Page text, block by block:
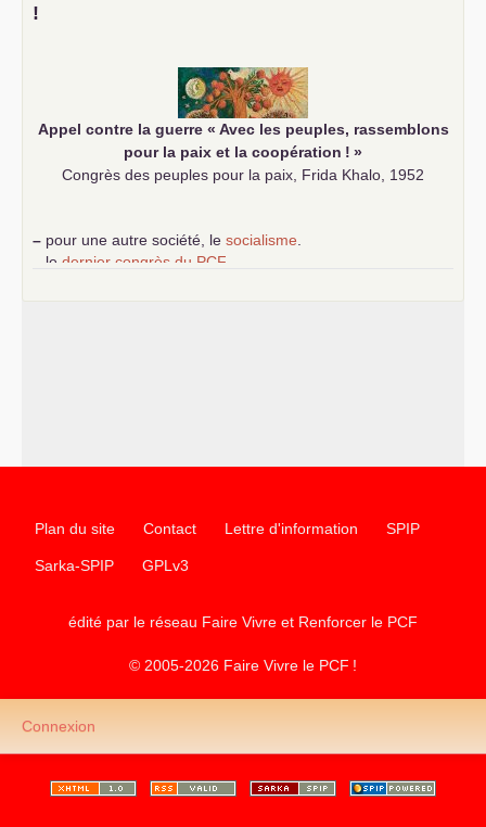
–!
Appel contre la guerre « Avec les peuples, rassemblons
pour la paix et la coopération ! »
Congrès des peuples pour la paix, Frida Khalo, 1952
– pour une autre société, le socialisme
le dernier congrès du PCF
Plan du site Contact Lettre d'information SPIP
Sarka-SPIP GPLv3
édité par le réseau Faire Vivre et Renforcer le PCF
© 2005-2026 Faire Vivre le PCF !
Connexion